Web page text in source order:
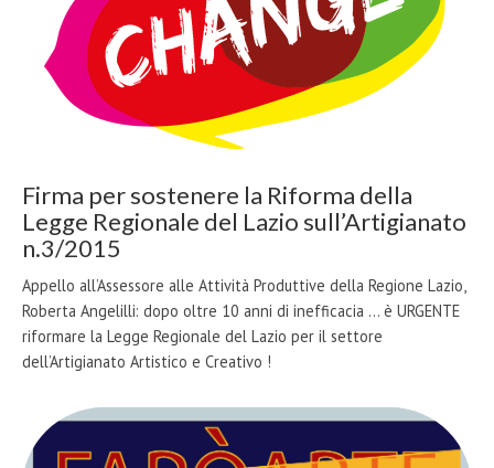
Firma per sostenere la Riforma della
Legge Regionale del Lazio sull’Artigianato
n.3/2015
Appello all’Assessore alle Attività Produttive della Regione Lazio,
Roberta Angelilli: dopo oltre 10 anni di inefficacia ... è URGENTE
riformare la Legge Regionale del Lazio per il settore
dell’Artigianato Artistico e Creativo !